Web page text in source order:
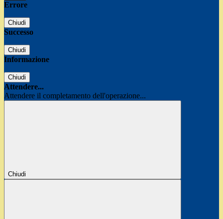
Errore
Chiudi
Successo
Chiudi
Informazione
Chiudi
Attendere...
Attendere il completamento dell'operazione...
Chiudi